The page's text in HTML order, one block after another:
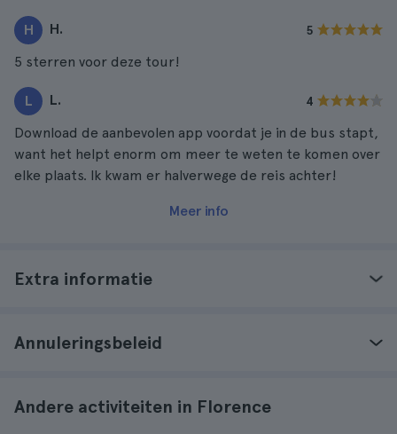
H H. 5
5 sterren voor deze tour!
L L. 4
Download de aanbevolen app voordat je in de bus stapt,
want het helpt enorm om meer te weten te komen over
elke plaats. Ik kwam er halverwege de reis achter!
Meer info
Extra informatie
Annuleringsbeleid
Andere activiteiten in Florence